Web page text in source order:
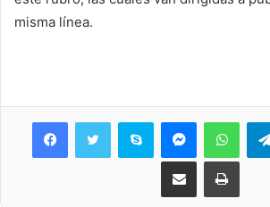
misma línea.
Skype Messenger
Share via Email Print